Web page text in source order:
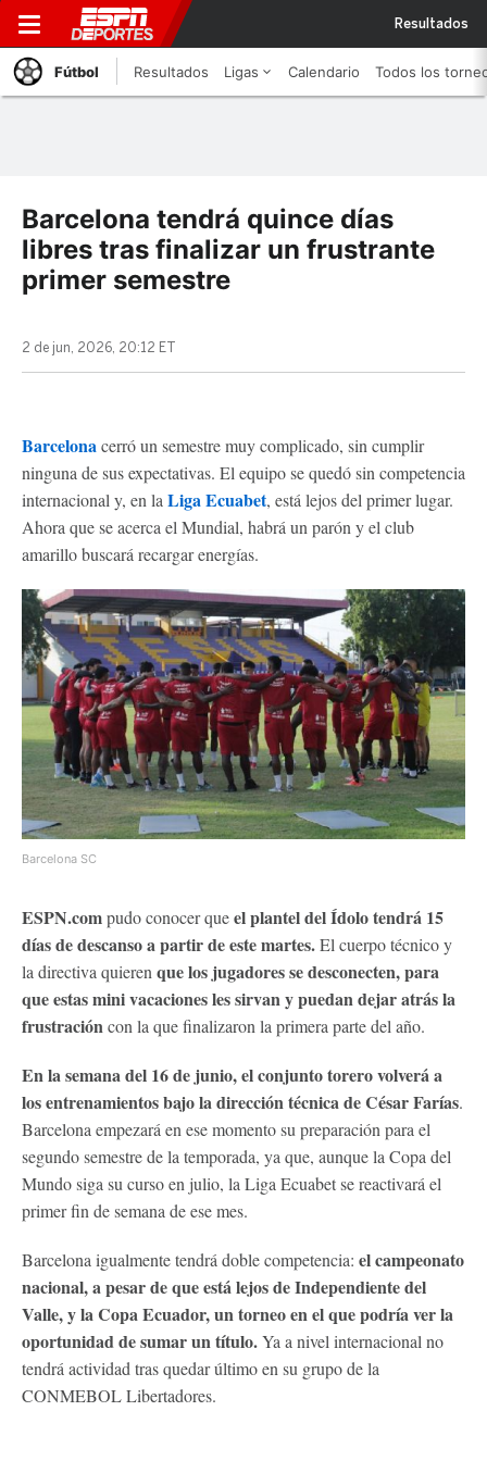
Resultados
Fútbol Resultados Ligas Calendario Todos los
Barcelona tendrá quince días
libres tras finalizar un frustrante
primer semestre
2 de jun, 2026, 20:12 ET
Barcelonacerró un semestre muy complicado, sin cumplir
ninguna de sus expectativas. El equipo se quedó sin competencia
internacional y, en la Liga Ecuabet, está lejos del primer lugar.
Ahora que se acerca el Mundial, habrá un parón y el club
amarillo buscará recargar energías.
Barcelona SC
ESPN.compudo conocer queel plantel del Ídolo tendrá 15
días de descanso a partir de este martes.El cuerpo técnico y
la directiva quieren que los jugadores se desconecten, para
que estas mini vacaciones les sirvan y puedan dejar atrás la
frustracióncon la que finalizaron la primera parte del año.
En la semana del 16 de junio, el conjunto torero volverá a
los entrenamientos bajo la dirección técnica de César Farías.
Barcelona empezará en ese momento su preparación para el
segundo semestre de la temporada, ya que, aunque la Copa del
Mundo siga su curso en julio, la Liga Ecuabet se reactivará el
primer fin de semana de ese mes.
Barcelona igualmente tendrá doble competencia: el campeonato
nacional, a pesar de que está lejos de Independiente del
Valle, y la Copa Ecuador, un torneo en el que podría ver la
oportunidad de sumar un título.Ya a nivel internacional no
tendrá actividad tras quedar último en su grupo de la
CONMEBOL Libertadores.